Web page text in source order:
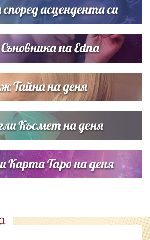
асцендента си
на Edna
Тайна на деня
Късмет на деня
Карта Таро на деня